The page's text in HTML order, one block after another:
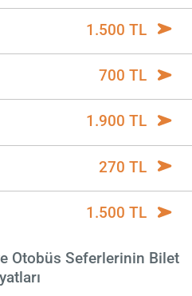
1.500 TL
700 TL
1.900 TL
270 TL
1.500 TL
Otobüs Seferlerinin Bilet